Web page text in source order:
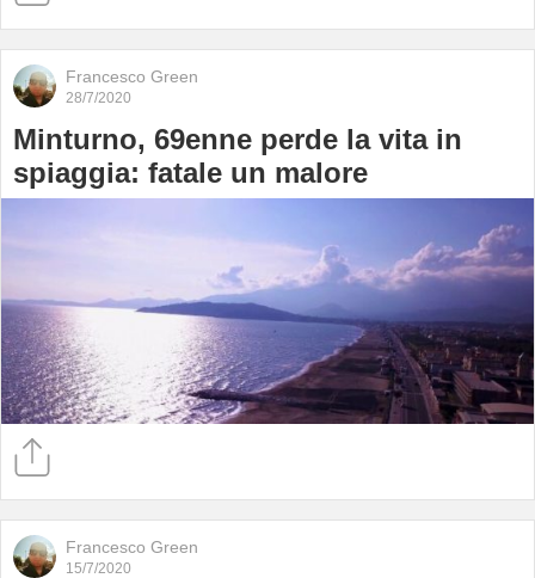
Francesco Green
28/7/2020
Minturno, 69enne perde la vita in
spiaggia: fatale un malore
Francesco Green
15/7/2020